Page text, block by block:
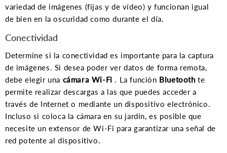
variedad de imágenes (fijas y de vídeo) y funcionan igual
de bien en la oscuridad como durante el día.
Conectividad
Determine si la conectividad es importante para la captura
de imágenes. Si desea poder ver datos de forma remota,
debe elegir una cámara Wi-Fi . La función Bluetooth te
permite realizar descargas a las que puedes acceder a
través de Internet o mediante un dispositivo electrónico.
Incluso si coloca la cámara en su jardín, es posible que
necesite un extensor de Wi-Fi para garantizar una señal de
red potente al dispositivo.